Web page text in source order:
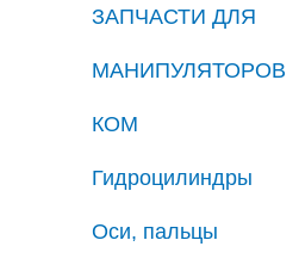
ЗАПЧАСТИ ДЛЯ
МАНИПУЛЯТОРОВ
КОМ
Гидроцилиндры
Оси, пальцы